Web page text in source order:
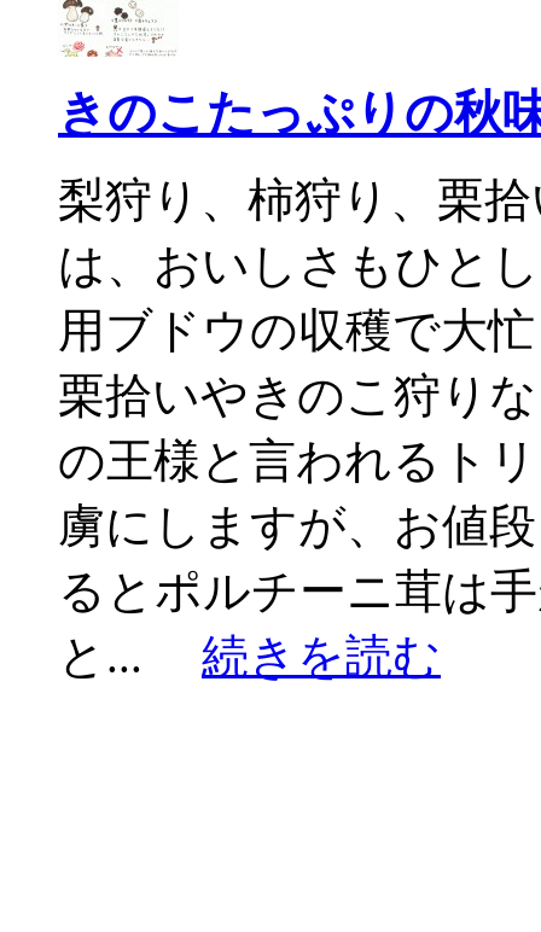
きのこたっぷりの秋
梨狩り、柿狩り、栗
は、おいしさもひと
用ブドウの収穫で大
栗拾いやきのこ狩り
の王様と言われるト
虜にしますが、お値
るとポルチーニ茸は
と... 続きを読む